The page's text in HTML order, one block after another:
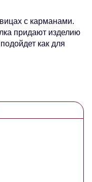
с карманами.
придают изделию
как для